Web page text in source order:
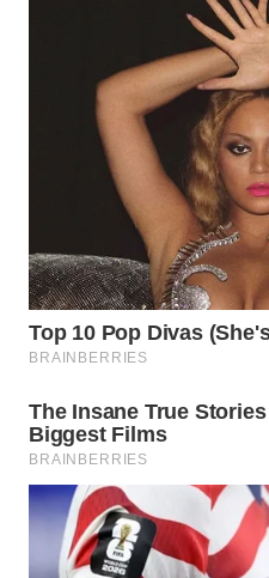
WN
KEPULAUAN
SERIBU
WN
BINJAI
CIREBON
WN
INDRAMAYU